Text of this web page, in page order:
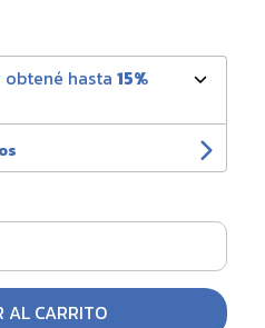
hasta 15%
AL CARRITO